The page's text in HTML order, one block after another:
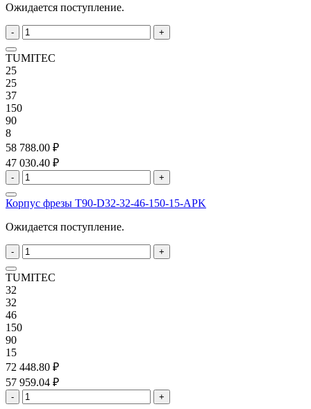
Ожидается поступление.
- +
TUMITEC
25
25
37
150
90
8
58 788.00 ₽
47 030.40 ₽
- +
Корпус фрезы T90-D32-32-46-150-15-APK
Ожидается поступление.
- +
TUMITEC
32
32
46
150
90
15
72 448.80 ₽
57 959.04 ₽
- +